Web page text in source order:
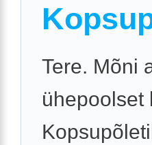
Tere. Mõni
ühepoolset